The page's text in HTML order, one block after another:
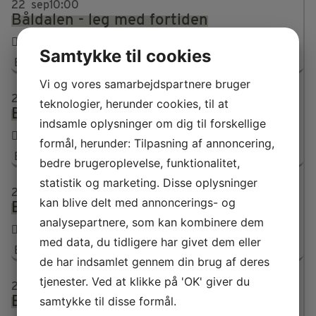
22 sep10:00
Båldalen - leg med fortiden
Båldalen, nr. 9
23 sep10:00
Båldalen - leg med fortiden
10:00-15:00
Båldalen, nr. 9
24
Båldalen - leg med fortiden
10:00-15:00
Båldalen, nr. 9
26 sep10:00
Båldalen - leg med fortiden
Samtykke til cookies
Vi og vores samarbejdspartnere bruger
teknologier, herunder cookies, til at
indsamle oplysninger om dig til forskellige
formål, herunder: Tilpasning af annoncering,
bedre brugeroplevelse, funktionalitet,
statistik og marketing. Disse oplysninger
kan blive delt med annoncerings- og
analysepartnere, som kan kombinere dem
med data, du tidligere har givet dem eller
de har indsamlet gennem din brug af deres
tjenester. Ved at klikke på 'OK' giver du
samtykke til disse formål.